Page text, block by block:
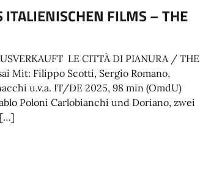
ITALIENISCHEN FILMS – THE
LE CITTÀ DI PIANURA / THE
Mit: Filippo Scotti, Sergio Romano,
u.v.a. IT/DE 2025, 98 min (OmdU)
Poloni Carlobianchi und Doriano, zwei
[…]